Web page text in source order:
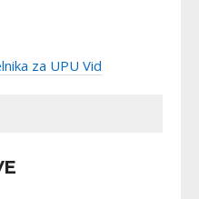
za UPU Vid